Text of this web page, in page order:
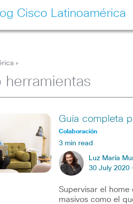
Cisco Latinoamérica
>
herramientas
Guía completa
Colaboración
3 min read
Luz María
30 July 2020
Supervisar el
masivos como el